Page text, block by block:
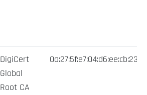
DigiCert
Global
Root CA